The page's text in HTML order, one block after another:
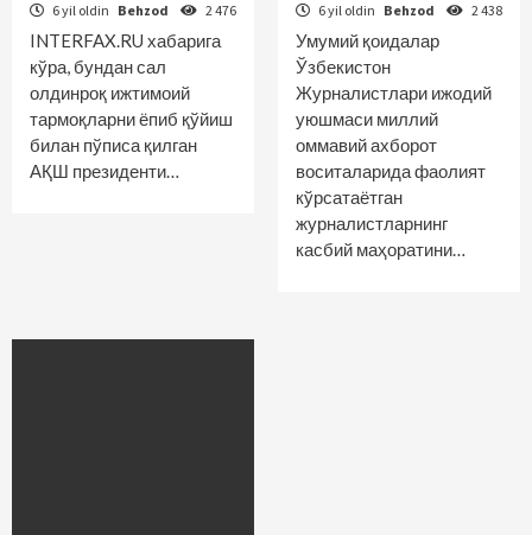
6 yil oldin Behzod 2 476
INTERFAX.RU хабарига
кўра, бундан сал
олдинроқ ижтимоий
тармоқларни ёпиб қўйиш
билан пўписа қилган
АҚШ президенти…
6 yil oldin Behzod 2 438
Умумий қоидалар
Ўзбекистон
Журналистлари ижодий
уюшмаси миллий
оммавий ахборот
воситаларида фаолият
кўрсатаётган
журналистларнинг
касбий маҳоратини…